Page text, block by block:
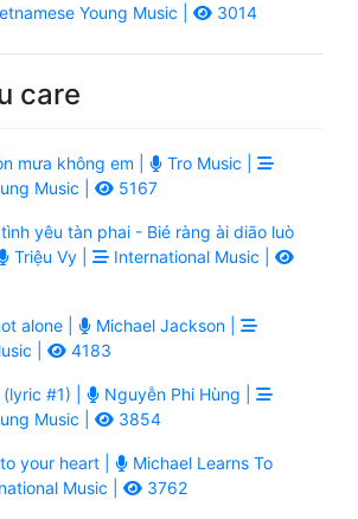
Young Music | 3014
care
mưa không em |
Tro Music |
Music |
5167
yêu tàn phai - Bié ràng ài diāo luò
Triệu Vy |
International Music |
alone |
Michael Jackson |
|
4183
#1) |
Nguyễn Phi Hùng |
Music |
3854
your heart |
Michael Learns To
Music | 3762